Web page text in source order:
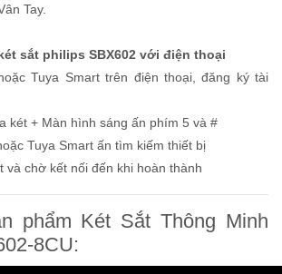
Tay.
sắt philips SBX602 với điện thoại
Tuya Smart trên điện thoại, đăng ký tài
két + Màn hình sáng ấn phím 5 và #
Tuya Smart ấn tìm kiếm thiết bị
và chờ kết nối đến khi hoàn thành
phẩm Két Sắt Thông Minh
8CU: